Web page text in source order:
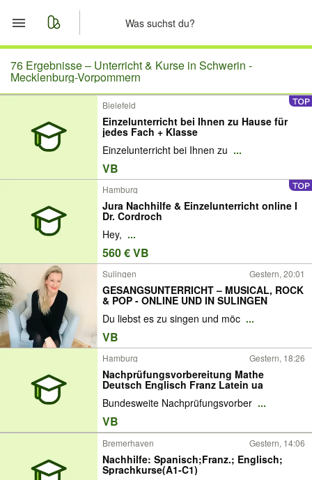
Start
Merkliste
Nachrichten
Anzeige aufgeben
76 Ergebnisse – Unterricht & Kurse in Schwerin -
Mecklenburg-Vorpommern
Bielefeld
Einzelunterricht bei Ihnen zu Hause für
jedes Fach + Klasse
Einzelunterricht bei Ihnen zu ...
VB
Hamburg
Jura Nachhilfe & Einzelunterricht online I
Dr. Cordroch
Hey, ...
560 € VB
Sulingen Gestern, 20:01
GESANGSUNTERRICHT – MUSICAL, ROCK
& POP - ONLINE UND IN SULINGEN
Du liebst es zu singen und möc ...
VB
Hamburg Gestern, 18:26
Nachprüfungsvorbereitung Mathe
Deutsch Englisch Franz Latein ua
Bundesweite Nachprüfungsvorber ...
VB
Bremerhaven Gestern, 14:06
Nachhilfe: Spanisch;Franz.; Englisch;
Sprachkurse(A1-C1)